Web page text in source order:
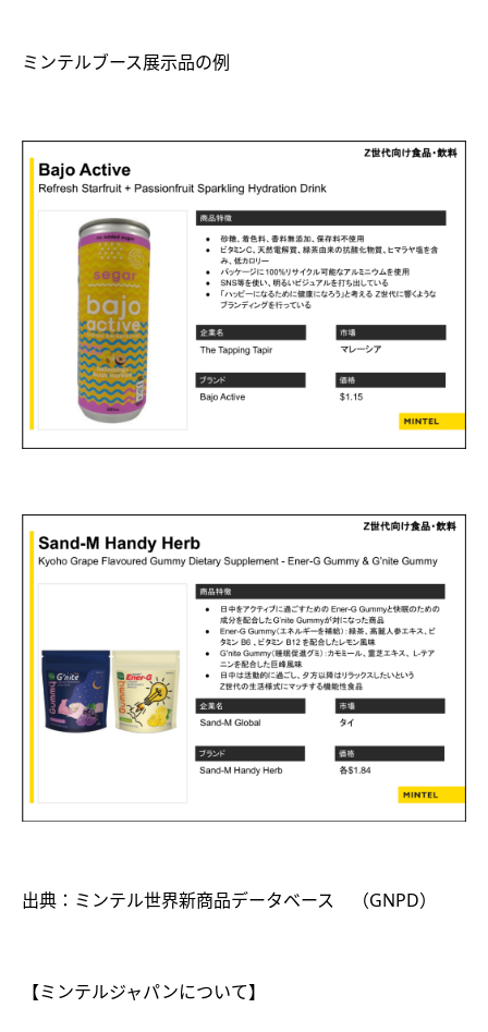
ミンテルブース展示品の例
出典：ミンテル世界新商品データベース （GNPD）
【ミンテルジャパンについて】